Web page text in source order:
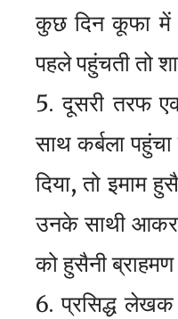
कुछ दिन कूफा में
पहले पहुंचती तो
दूसरी तरफ
साथ कर्बला
दिया, तो इमाम
उनके साथी आकर
को हुसैनी
प्रसिद्ध